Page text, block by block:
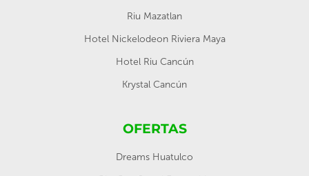
Riu Mazatlan
Hotel Nickelodeon Riviera Maya
Hotel Riu Cancún
Krystal Cancún
OFERTAS
Dreams Huatulco